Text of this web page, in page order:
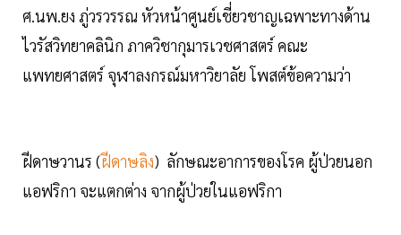
ศ.นพ.ยง ภู่วรวรรณ หัวหน้าศูนย์เชี่ยวชาญเฉพาะทางด้าน
ไวรัสวิทยาคลินิก ภาควิชากุมารเวชศาสตร์ คณะ
แพทยศาสตร์ จุฬาลงกรณ์มหาวิยาลัย โพสต์ข้อความว่า
ฝีดาษวานร (ฝีดาษลิง) ลักษณะอาการของโรค ผู้ป่วยนอก
แอฟริกา จะแตกต่าง จากผู้ป่วยในแอฟริกา